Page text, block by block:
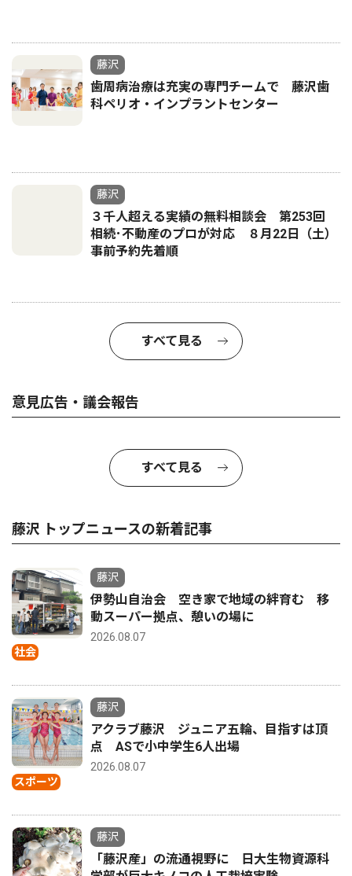
藤沢
歯周病治療は充実の専門チームで 藤沢歯
科ペリオ・インプラントセンター
藤沢
３千人超える実績の無料相談会 第253回
相続･不動産のプロが対応 ８月22日（土）
事前予約先着順
すべて見る
意見広告・議会報告
すべて見る
藤沢 トップニュースの新着記事
社会
藤沢
伊勢山自治会 空き家で地域の絆育む 移
動スーパー拠点、憩いの場に
2026.08.07
スポーツ
藤沢
アクラブ藤沢 ジュニア五輪、目指すは頂
点 ASで小中学生6人出場
2026.08.07
藤沢
「藤沢産」の流通視野に 日大生物資源科